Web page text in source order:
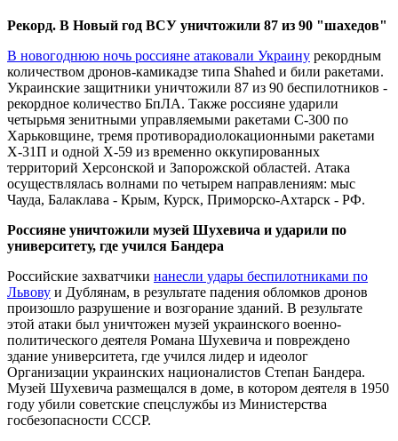
Рекорд. В Новый год ВСУ уничтожили 87 из 90 "шахедов"
В новогоднюю ночь россияне атаковали Украину рекордным
количеством дронов-камикадзе типа Shahed и били ракетами.
Украинские защитники уничтожили 87 из 90 беспилотников -
рекордное количество БпЛА. Также россияне ударили
четырьмя зенитными управляемыми ракетами С-300 по
Харьковщине, тремя противорадиолокационными ракетами
Х-31П и одной Х-59 из временно оккупированных
территорий Херсонской и Запорожской областей. Атака
осуществлялась волнами по четырем направлениям: мыс
Чауда, Балаклава - Крым, Курск, Приморско-Ахтарск - РФ.
Россияне уничтожили музей Шухевича и ударили по
университету, где учился Бандера
Российские захватчики нанесли удары беспилотниками по
Львову и Дублянам, в результате падения обломков дронов
произошло разрушение и возгорание зданий. В результате
этой атаки был уничтожен музей украинского военно-
политического деятеля Романа Шухевича и повреждено
здание университета, где учился лидер и идеолог
Организации украинских националистов Степан Бандера.
Музей Шухевича размещался в доме, в котором деятеля в 1950
году убили советские спецслужбы из Министерства
госбезопасности СССР.